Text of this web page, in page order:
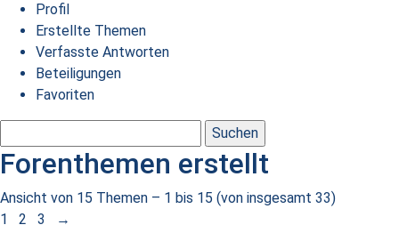
Profil
Erstellte Themen
Verfasste Antworten
Beteiligungen
Favoriten
suchen:
Forenthemen erstellt
Ansicht von 15 Themen – 1 bis 15 (von insgesamt 33)
1
2 3
→